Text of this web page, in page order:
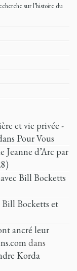
sur l’histoire du
et vie privée -
Pour Vous
Jeanne d’Arc par
Bill Bocketts
Bocketts et
ancré leur
dans
Korda